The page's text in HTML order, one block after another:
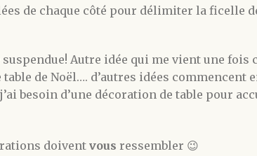
de chaque côté pour délimiter la ficelle
Autre idée qui me vient une fois
de Noël…. d’autres idées commencent
besoin d’une décoration de table pour
doiventvous ressembler 😉